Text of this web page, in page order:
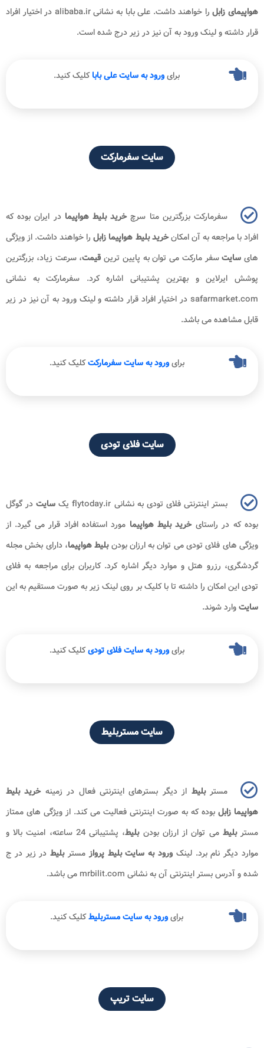
هواپیمای زابل
را خواهند داشت. علی بابا به نشانی alibaba.ir در اختیار افراد
قرار داشته و لینک ورود به آن نیز در زیر درج شده است.
برایورود به سایت علی باباکلیک کنید.
سایت سفرمارکت
سفرمارکت بزرگترین متا سرچخرید بلیط هواپیمادر ایران بوده که
افراد با مراجعه به آن امکانخرید بلیط هواپیما زابل را خواهند داشت. از ویژگی
های سایتسفر مارکت می توان به پایین ترینقیمت، سرعت زیاد، بزرگترین
پوشش ایرلاین و بهترین پشتیبانی اشاره کرد. سفرمارکت به نشانی
safarmarket.com در اختیار افراد قرار داشته و لینک ورود به آن نیز در زیر
قابل مشاهده می باشد.
برایورود به سایت سفرمارکتکلیک کنید.
سایت فلای تودی
بستر اینترنتی فلای تودی به نشانی flytoday.ir یک سایت در گوگل
بوده که در راستای خرید بلیط هواپیما مورد استفاده افراد قرار می گیرد. از
ویژگی های فلای تودی می توان به ارزان بودنبلیط هواپیما، دارای بخش مجله
گردشگری، رزرو هتل و موارد دیگر اشاره کرد. کاربران برای مراجعه به فلای
تودی این امکان را داشته تا با کلیک بر روی لینک زیر به صورت مستقیم به این
سایتوارد شوند.
برایورود به سایت فلای تودیکلیک کنید.
سایت مستربلیط
مستربلیط از دیگر بسترهای اینترنتی فعال در زمینهخرید بلیط
هواپیما زابل بوده که به صورت اینترنتی فعالیت می کند. از ویژگی های ممتاز
مستربلیطمی توان از ارزان بودنبلیط
، پشتیبانی 24 ساعته، امنیت بالا و
موارد دیگر نام برد. لینک ورود به سایت بلیط پرواز مستربلیط در زیر در ج
شده و آدرس بستر اینترنتی آن به نشانی mrbilit.com می باشد.
برایورود به سایت مستربلیطکلیک کنید.
سایت تریپ